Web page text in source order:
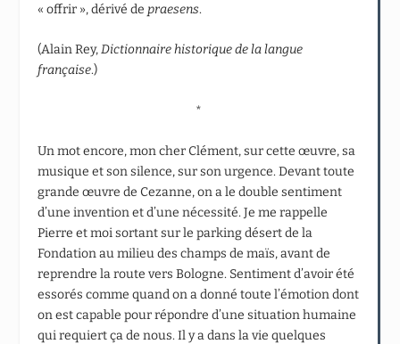
« offrir », dérivé de praesens.
(Alain Rey,Dictionnaire historique de la langue
française.)
*
Un mot encore, mon cher Clément, sur cette œuvre, sa
musique et son silence, sur son urgence. Devant toute
grande œuvre de Cezanne, on a le double sentiment
d’une invention et d’une nécessité. Je me rappelle
Pierre et moi sortant sur le parking désert de la
Fondation au milieu des champs de maïs, avant de
reprendre la route vers Bologne. Sentiment d’avoir été
essorés comme quand on a donné toute l’émotion dont
on est capable pour répondre d’une situation humaine
qui requiert ça de nous. Il y a dans la vie quelques